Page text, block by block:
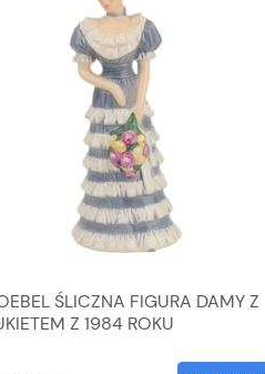
ŚLICZNA FIGURA DAMY Z
Z 1984 ROKU